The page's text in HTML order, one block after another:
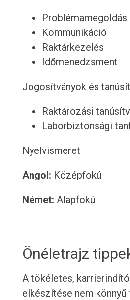
Problémamegoldás
Kommunikáció
Raktárkezelés
Időmenedzsment
Jogosítványok és
Raktározási
Laborbiztonsági
Nyelvismeret
Angol: Középfokú
Német: Alapfokú
Önéletrajz
A tökéletes,
elkészítése nem könnyű